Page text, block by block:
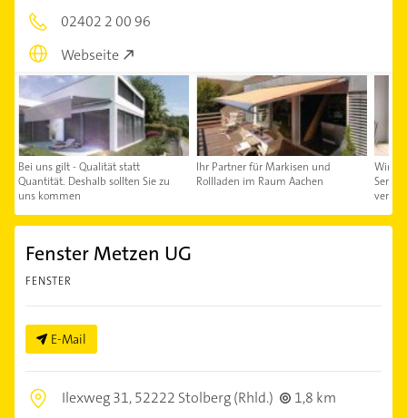
02402 2 00 96
Webseite
Bei uns gilt - Qualität statt
Quantität. Deshalb sollten Sie zu
uns kommen
Ihr Partner für Markisen und
Rollladen im Raum Aachen
Wir
Fenster Metzen UG
FENSTER
E-Mail
Ilexweg 31,52222 Stolberg (Rhld.)
1,8 km